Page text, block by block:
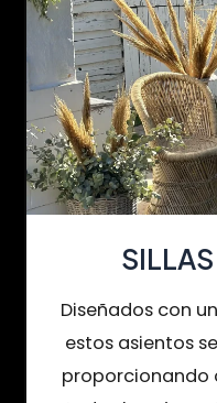
Diseñados con
estos asientos
proporcionando